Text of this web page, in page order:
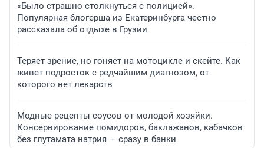
«Было страшно столкнуться с полицией».
Популярная блогерша из Екатеринбурга честно
рассказала об отдыхе в Грузии
Теряет зрение, но гоняет на мотоцикле и скейте. Как
живет подросток с редчайшим диагнозом, от
которого нет лекарств
Модные рецепты соусов от молодой хозяйки.
Консервирование помидоров, баклажанов, кабачков
без глутамата натрия — сразу в банки